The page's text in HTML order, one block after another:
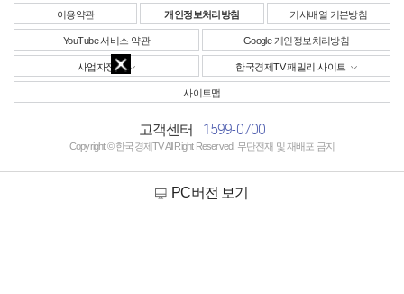
이용약관 개인정보처리방침 기사배열 기본방침
YouTube 서비스 약관 Google 개인정보처리방침
사업자정보 한국경제TV 패밀리 사이트
사이트맵
고객센터 1599-0700
Copyright © 한국경제TV All Right Reserved. 무단전재 및 재배포 금지
PC버전 보기